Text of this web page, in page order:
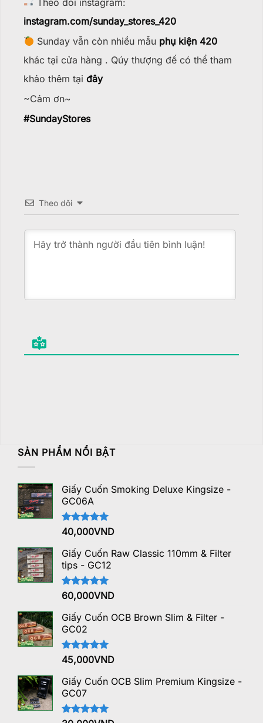
SẢN PHẨM NỔI BẬT
Giấy Cuốn Smoking Deluxe Kingsize -
GC06A
Được xếp
hạng
5 sao
40,000VND
Giấy Cuốn Raw Classic 110mm & Filter
tips - GC12
Được xếp
hạng
5 sao
60,000VND
Giấy Cuốn OCB Brown Slim & Filter -
GC02
Được xếp
hạng
5 sao
45,000VND
Giấy Cuốn OCB Slim Premium Kingsize -
GC07
Theo dõi instagram:
instagram.com/sunday_stores_420
Sunday vẫn còn nhiều mẫu phụ kiện 420
khác tại cửa hàng . Qúy thượng đế có thể tham
khảo thêm tại đây
~Cảm ơn~
#SundayStores
Theo dõi